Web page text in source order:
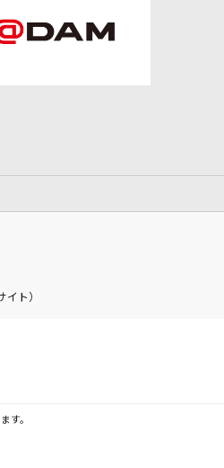
イト）
す。